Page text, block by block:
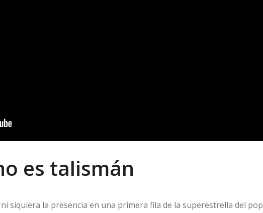
es talismán
siquiera la presencia en una primera fila de la superestrella del pop